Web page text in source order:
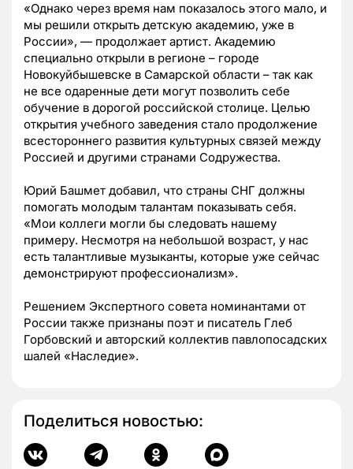
«Однако через время нам показалось этого мало, и
мы решили открыть детскую академию, уже в
России», — продолжает артист. Академию
специально открыли в регионе – городе
Новокуйбышевске в Самарской области – так как
не все одаренные дети могут позволить себе
обучение в дорогой российской столице. Целью
открытия учебного заведения стало продолжение
всестороннего развития культурных связей между
Россией и другими странами Содружества.
Юрий Башмет добавил, что страны СНГ должны
помогать молодым талантам показывать себя.
«Мои коллеги могли бы следовать нашему
примеру. Несмотря на небольшой возраст, у нас
есть талантливые музыканты, которые уже сейчас
демонстрируют профессионализм».
Решением Экспертного совета номинантами от
России также признаны поэт и писатель Глеб
Горбовский и авторский коллектив павлопосадских
шалей «Наследие».
Поделиться новостью: